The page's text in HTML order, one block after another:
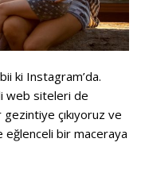
ki Instagram’da.
web siteleri de
çıkıyoruz ve
bir maceraya